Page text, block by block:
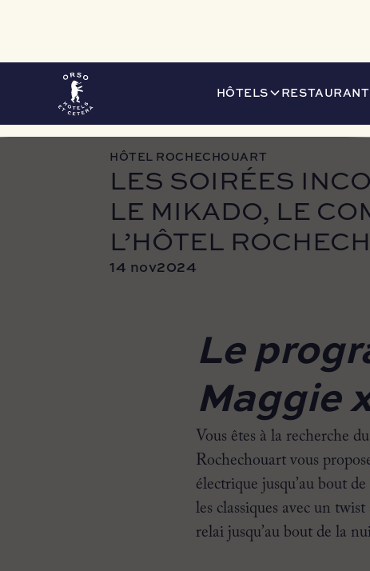
HÔTELS
LE JOURNAL
HÔTEL ROCHECHOUART
LES SOIRÉES
LE MIKADO, LE
L’HÔTEL
14 nov2024
Le
Maggie
Vous êtes à la recherche
Rochechouart vous
électrique jusqu’au bout
les classiques avec un
relai jusqu’au bout de la